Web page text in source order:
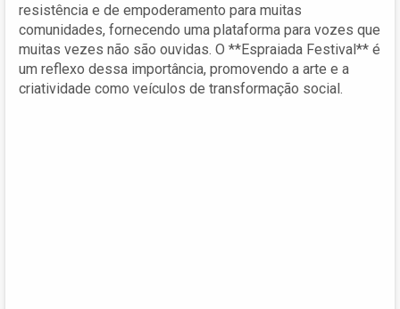
resistência e de empoderamento para muitas
comunidades, fornecendo uma plataforma para vozes que
muitas vezes não são ouvidas. O **Espraiada Festival** é
um reflexo dessa importância, promovendo a arte e a
criatividade como veículos de transformação social.